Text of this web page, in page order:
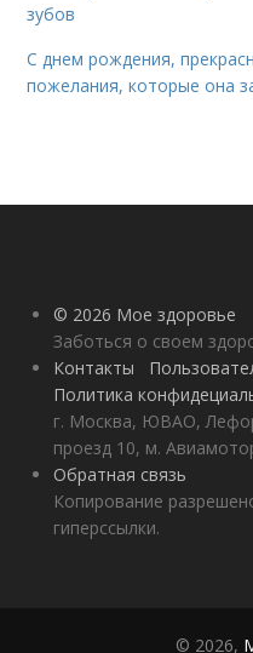
зубов
С днем рождения,
пожелания, которые она
© 2026 Мое здоровье
Заботься о своем
Контакты
Политика
г. Москва, ЮВАО,
проезд 10, м.
Обратная связь
Копирование
гиперссылки.
© 2026,